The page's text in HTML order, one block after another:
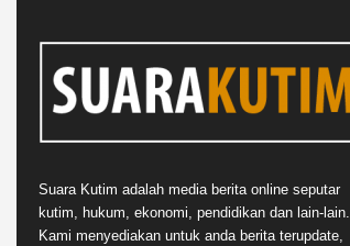
Suara Kutim adalah media berita online seputar
kutim, hukum, ekonomi, pendidikan dan lain-lain.
Kami menyediakan untuk anda berita terupdate,